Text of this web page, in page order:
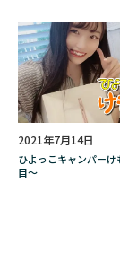
鳥居服装学
2021年7月14日
ひよっこキャンパーけ
目〜